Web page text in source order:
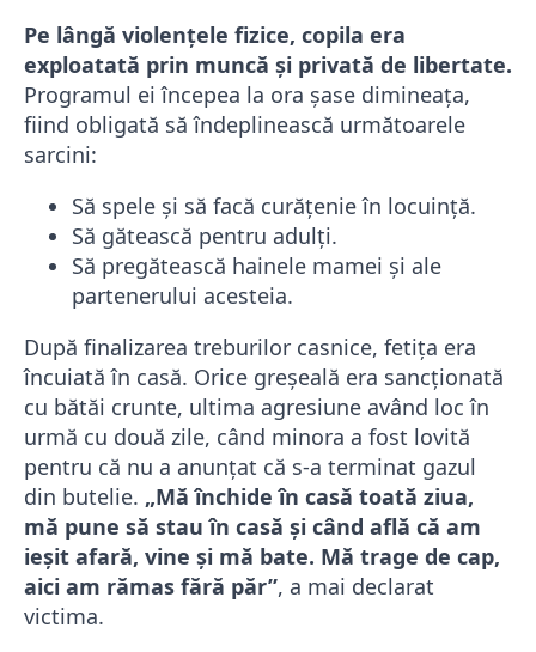
Pe lângă violențele fizice, copila era
exploatată prin muncă și privată de libertate.
Programul ei începea la ora șase dimineața,
fiind obligată să îndeplinească următoarele
sarcini:
Să spele și să facă curățenie în locuință.
Să gătească pentru adulți.
Să pregătească hainele mamei și ale
partenerului acesteia.
După finalizarea treburilor casnice, fetița era
încuiată în casă. Orice greșeală era sancționată
cu bătăi crunte, ultima agresiune având loc în
urmă cu două zile, când minora a fost lovită
pentru că nu a anunțat că s-a terminat gazul
din butelie. „Mă închide în casă toată ziua,
mă pune să stau în casă şi când află că am
ieşit afară, vine şi mă bate. Mă trage de cap,
aici am rămas fără păr”, a mai declarat
victima.